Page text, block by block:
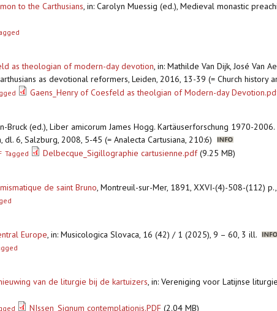
to the Carthusians, in: Carolyn Muessig (ed.), Medieval monastic
as theologian of modern-day devotion, in: Mathilde Van Dijk, José Van
as devotional reformers, Leiden, 2016, 13-39 (= Church history
Gaens_Henry of Coesfeld as theolgian of Modern-day
Bruck (ed.), Liber amicorum James Hogg. Kartäuserforschung 1970-
6, Salzburg, 2008, 5-45 (= Analecta Cartusiana, 210:6)
Tagged Delbecque_Sigillographie cartusienne.pdf(9.25 MB)
de saint Bruno, Montreuil-sur-Mer, 1891, XXVI-(4)-508-(112)
Europe, in: Musicologica Slovaca, 16 (42) / 1 (2025), 9 – 60, 3 ill.
van de liturgie bij de kartuizers, in: Vereniging voor Latijnse
NIssen_Signum contemplationis.PDF (2.04 MB)